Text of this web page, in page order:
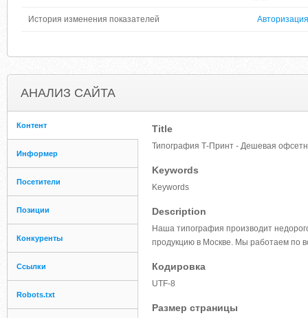
История изменения показателей Авторизация
АНАЛИЗ САЙТА
Контент
Информер
Посетители
Позиции
Конкуренты
Ссылки
Robots.txt
Title
Типография Т-Принт - Дешевая
Keywords
Keywords
Description
Наша типография производит
продукцию в Москве. Мы работаем по
Кодировка
UTF-8
Размер страницы